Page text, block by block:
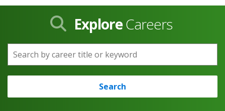
ExploreCareers
Search by career title or keyword
Search